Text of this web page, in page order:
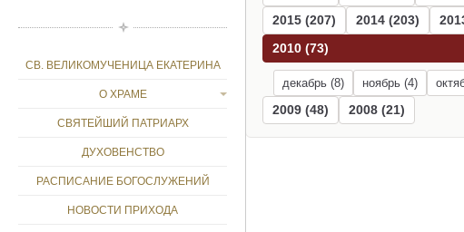
СВ. ВЕЛИКОМУЧЕНИЦА ЕКАТЕРИНА
О ХРАМЕ
СВЯТЕЙШИЙ ПАТРИАРХ
ДУХОВЕНСТВО
РАСПИСАНИЕ БОГОСЛУЖЕНИЙ
НОВОСТИ ПРИХОДА
2015 (207)
2014 (203)
2010 (73)
декабрь (8) ноябрь (4)
2009 (48) 2008 (21)